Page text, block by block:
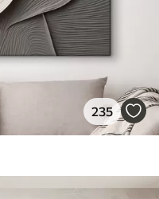
235